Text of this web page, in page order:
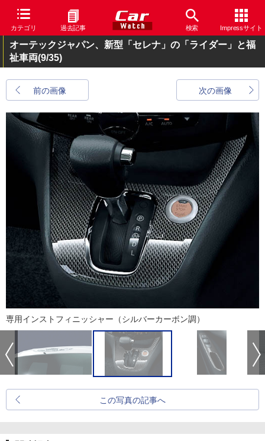
カテゴリ 過去記事 検索 Impressサイト
オーテックジャパン、新型「セレナ」の「ライダー」と福
祉車両(9/35)
前の画像 次の画像
専用インストフィニッシャー（シルバーカーボン調）
この写真の記事へ